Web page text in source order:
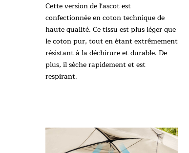
Cette version de l'ascot est
confectionnée en coton technique de
haute qualité. Ce tissu est plus léger que
le coton pur, tout en étant extrêmement
résistant à la déchirure et durable. De
plus, il sèche rapidement et est
respirant.